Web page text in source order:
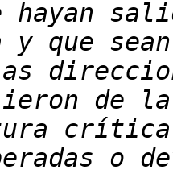
que
de
o